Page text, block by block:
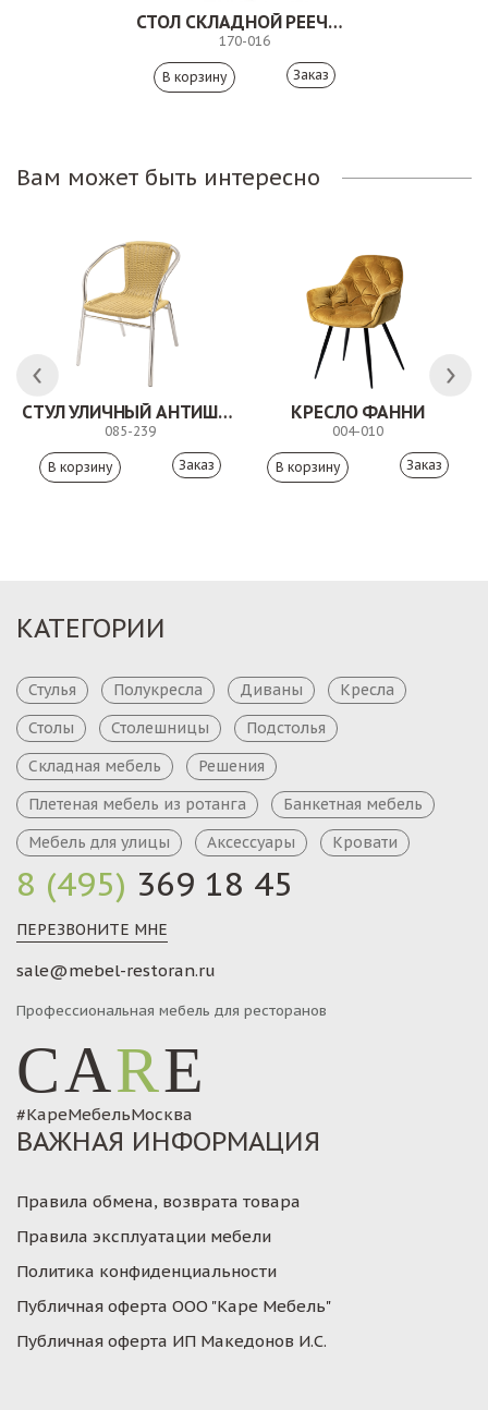
СТОЛ СКЛАДНОЙ РЕЕЧНЫЙ. 170-016
170-016
Заказ
Вам может быть интересно
СТУЛ УЛИЧНЫЙ АНТИШОН
085-239
Заказ
КРЕСЛО ФАННИ
004-010
Заказ
8 (495) 369 18 45
ПЕРЕЗВОНИТЕ МНЕ
sale@mebel-restoran.ru
Профессиональная мебель для ресторанов
CARE
#КареМебельМосква
КАТЕГОРИИ
Стулья Полукресла Диваны
Кресла
Столы
Столешницы
Подстолья
Складная мебель
Решения
Плетеная мебель из ротанга
Банкетная мебель
Мебель для улицы
Аксессуары Кровати
ВАЖНАЯ ИНФОРМАЦИЯ
Правила обмена, возврата товара
Правила эксплуатации мебели
Политика конфиденциальности
Публичная оферта ООО "Каре Мебель"
Публичная оферта ИП Македонов И.С.